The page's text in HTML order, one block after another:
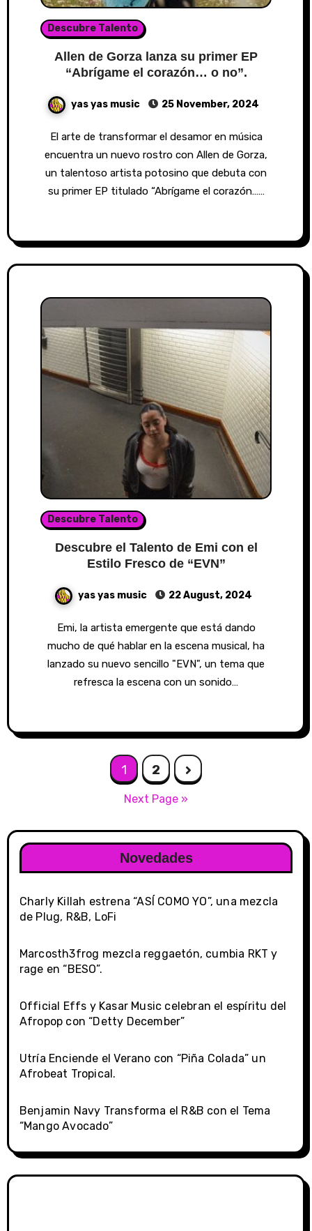
Descubre Talento
Allen de Gorza lanza su primer EP
“Abrígame el corazón… o no”.
yas yas music 25 November, 2024
El arte de transformar el desamor en música
encuentra un nuevo rostro con Allen de Gorza,
un talentoso artista potosino que debuta con
su primer EP titulado “Abrígame el corazón……
Descubre Talento
Descubre el Talento de Emi con el
Estilo Fresco de “EVN”
yas yas music 22 August, 2024
Emi, la artista emergente que está dando
mucho de qué hablar en la escena musical, ha
lanzado su nuevo sencillo "EVN", un tema que
refresca la escena con un sonido…
1 2
Next Page »
Novedades
Charly Killah estrena “ASÍ COMO YO”, una mezcla
de Plug, R&B, LoFi
Marcosth3frog mezcla reggaetón, cumbia RKT y
rage en “BESO”.
Official Effs y Kasar Music celebran el espíritu del
Afropop con “Detty December”
Utría Enciende el Verano con “Piña Colada” un
Afrobeat Tropical.
Benjamin Navy Transforma el R&B con el Tema
“Mango Avocado”